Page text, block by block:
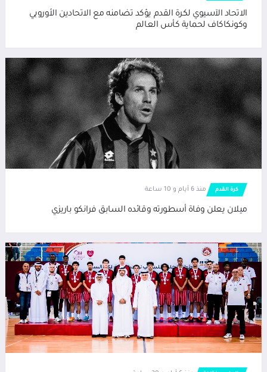
الاتحاد الآسيوي لكرة القدم يؤكد تضامنه مع الاتحادين الأوروبي
وكونكاكاف لحماية كأس العالم
كرة القدم منذ 6 أيام و 10 ساعة
ميلان يعلن وفاة أسطورته وقائده السابق فرانكو باريزي